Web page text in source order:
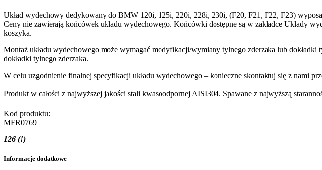
Układ wydechowy dedykowany do BMW 120i, 125i, 220i, 228i, 230i, (F20, F21, F22, F23)
Ceny nie zawierają końcówek układu wydechowego. Końcówki dostępne są w zakładce Układy
koszyka.
Montaż układu wydechowego może wymagać modyfikacji/wymiany tylnego zderzaka lub
dokładki tylnego zderzaka.
W celu uzgodnienie finalnej specyfikacji układu wydechowego – konieczne skontaktuj się z nami
Produkt w całości z najwyższej jakości stali kwasoodpornej AISI304. Spawane z najwyższą
Kod produktu:
MFR0769
126 (!)
Informacje dodatkowe